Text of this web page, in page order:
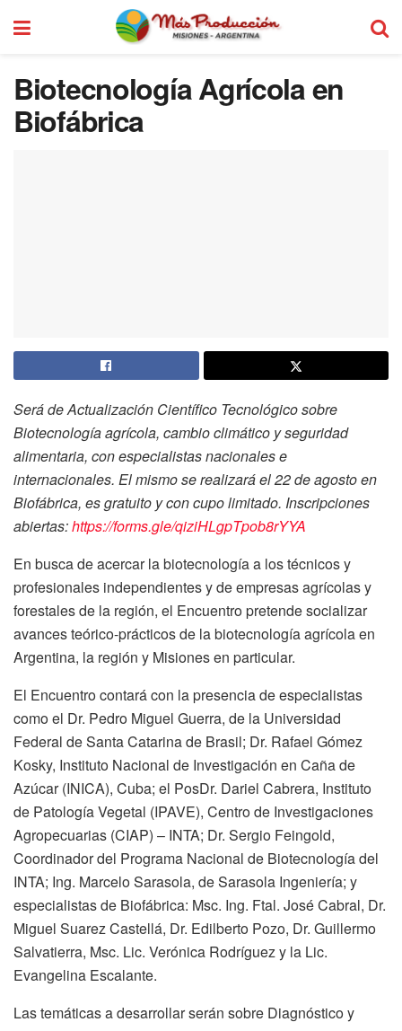
Biotecnología Agrícola en
Biofábrica
Será de Actualización Científico Tecnológico sobre
Biotecnología agrícola, cambio climático y seguridad
alimentaria, con especialistas nacionales e
internacionales. El mismo se realizará el 22 de agosto en
Biofábrica, es gratuito y con cupo limitado. Inscripciones
abiertas:https://forms.gle/qiziHLgpTpob8rYYA
En busca de acercar la biotecnología a los técnicos y
profesionales independientes y de empresas agrícolas y
forestales de la región, el Encuentro pretende socializar
avances teórico-prácticos de la biotecnología agrícola en
Argentina, la región y Misiones en particular.
El Encuentro contará con la presencia de especialistas
como el Dr. Pedro Miguel Guerra, de la Universidad
Federal de Santa Catarina de Brasil; Dr. Rafael Gómez
Kosky, Instituto Nacional de Investigación en Caña de
Azúcar (INICA), Cuba; el PosDr. Dariel Cabrera, Instituto
de Patología Vegetal (IPAVE), Centro de Investigaciones
Agropecuarias (CIAP) – INTA; Dr. Sergio Feingold,
Coordinador del Programa Nacional de Biotecnología del
INTA; Ing. Marcelo Sarasola, de Sarasola Ingeniería; y
especialistas de Biofábrica: Msc. Ing. Ftal. José Cabral, Dr.
Miguel Suarez Castellá, Dr. Edilberto Pozo, Dr. Guillermo
Salvatierra, Msc. Lic. Verónica Rodríguez y la Lic.
Evangelina Escalante.
Las temáticas a desarrollar serán sobre Diagnóstico y